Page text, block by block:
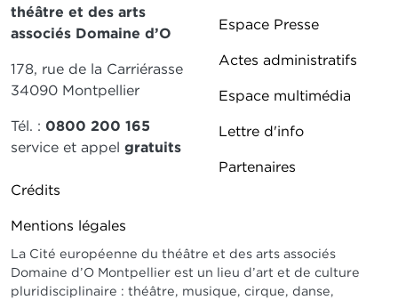
théâtre et des arts
associés Domaine d’O
178, rue de la Carriérasse
34090 Montpellier
Tél. : 0800 200 165
service et appel gratuits
Pied de page DDO 2
Crédits
Mentions légales
Espace Presse
Actes administratifs
Espace multimédia
Lettre d'info
Partenaires
La Cité européenne du théâtre et des arts associés
Domaine d’O Montpellier est un lieu d’art et de culture
pluridisciplinaire : théâtre, musique, cirque, danse,